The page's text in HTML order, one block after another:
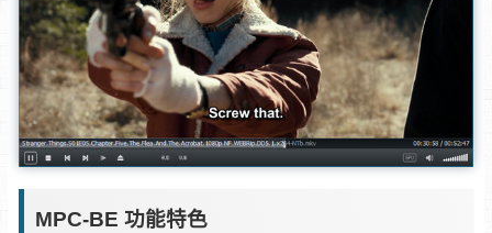
MPC-BE 功能特色